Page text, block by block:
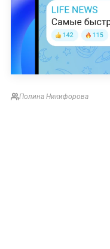
Полина Никифорова